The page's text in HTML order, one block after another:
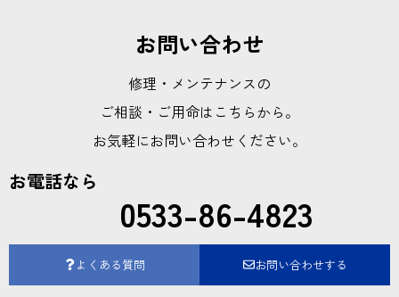
お問い合わせ
修理・メンテナンスの
ご相談・ご用命はこちらから。
お気軽にお問い合わせください。
お電話なら
0533-86-4823
よくある質問 お問い合わせする